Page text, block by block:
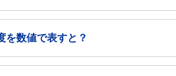
を数値で表すと？